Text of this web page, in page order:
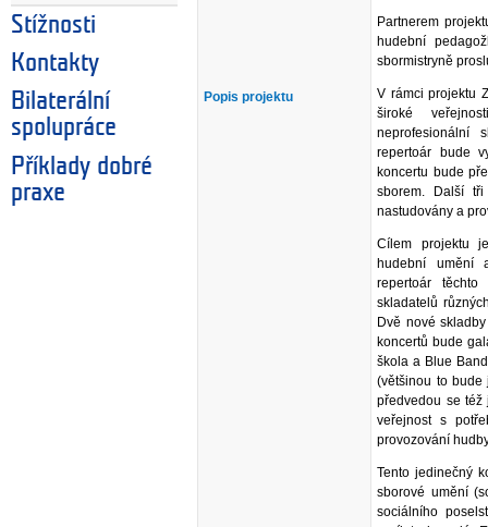
Stížnosti
Kontakty
Bilaterální
spolupráce
Příklady dobré
praxe
Popis projektu
Partnerem
hudební
sbormistryně
V rámci projektu
široké
neprofesionální
repertoár bude
koncertu bude
sborem. Další tři
nastudovány a
Cílem projektu
hudební umění
repertoár
skladatelů
Dvě nové
koncertů bude
škola a Blue
(většinou to bude
předvedou se též
veřejnost s
provozování
Tento jedinečný
sborové umění
sociálního